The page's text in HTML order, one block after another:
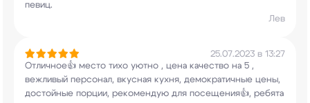
певиц.
Лев
25.07.2023 в 13:27
Отличное👍 место тихо уютно , цена качество на 5 ,
вежливый персонал, вкусная кухня, демократичные цены,
достойные порции, рекомендую для посещения👍, ребята